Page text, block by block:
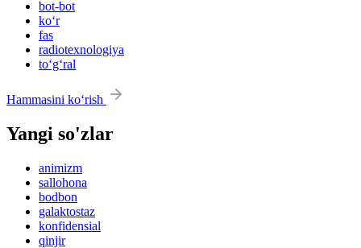
bot-bot
ko‘r
fas
radiotexnologiya
to‘g‘ral
Hammasini ko‘rish
Yangi so'zlar
animizm
sallohona
bodbon
galaktostaz
konfidensial
qinjir